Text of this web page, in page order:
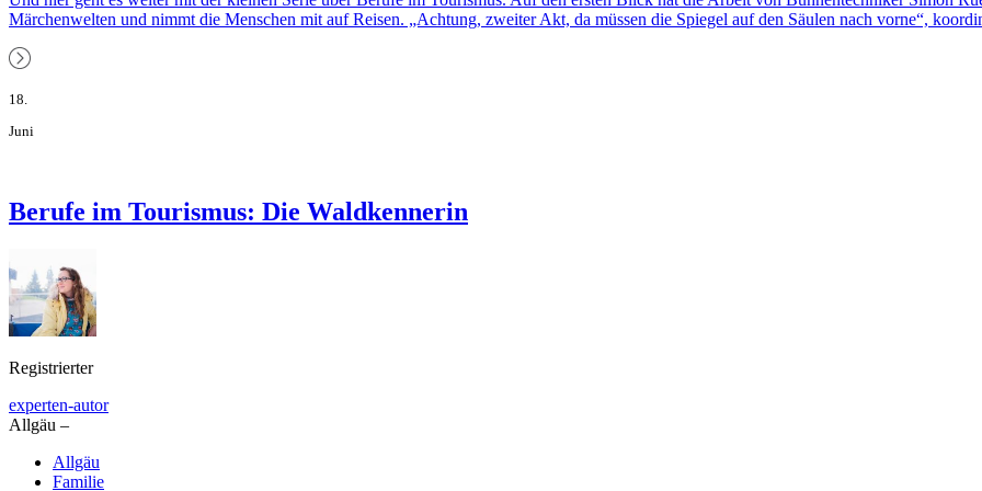
Märchenwelten und nimmt die Menschen mit auf Reisen. „Achtung, zweiter Akt, da müssen die Spiegel auf den Säulen nach vorne“,
18.
Juni
Berufe im Tourismus: Die Waldkennerin
Registrierter
experten-autor
Allgäu –
Allgäu
Familie